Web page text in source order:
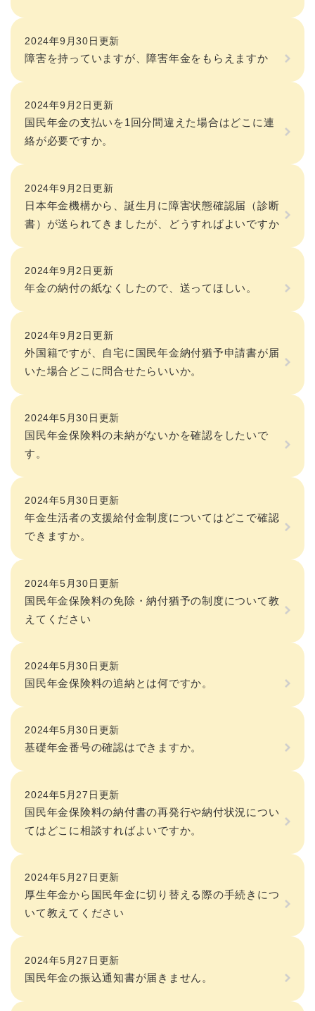
2024年9月30日更新
障害を持っていますが、障害年金をもらえますか
2024年9月2日更新
国民年金の支払いを1回分間違えた場合はどこに連
絡が必要ですか。
2024年9月2日更新
日本年金機構から、誕生月に障害状態確認届（診断
書）が送られてきましたが、どうすればよいですか
2024年9月2日更新
年金の納付の紙なくしたので、送ってほしい。
2024年9月2日更新
外国籍ですが、自宅に国民年金納付猶予申請書が届
いた場合どこに問合せたらいいか。
2024年5月30日更新
国民年金保険料の未納がないかを確認をしたいで
す。
2024年5月30日更新
年金生活者の支援給付金制度についてはどこで確認
できますか。
2024年5月30日更新
国民年金保険料の免除・納付猶予の制度について教
えてください
2024年5月30日更新
国民年金保険料の追納とは何ですか。
2024年5月30日更新
基礎年金番号の確認はできますか。
2024年5月27日更新
国民年金保険料の納付書の再発行や納付状況につい
てはどこに相談すればよいですか。
2024年5月27日更新
厚生年金から国民年金に切り替える際の手続きにつ
いて教えてください
2024年5月27日更新
国民年金の振込通知書が届きません。